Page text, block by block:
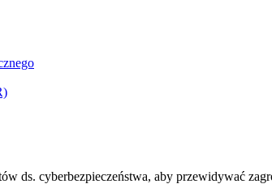
ds. cyberbezpieczeństwa, aby przewidywać